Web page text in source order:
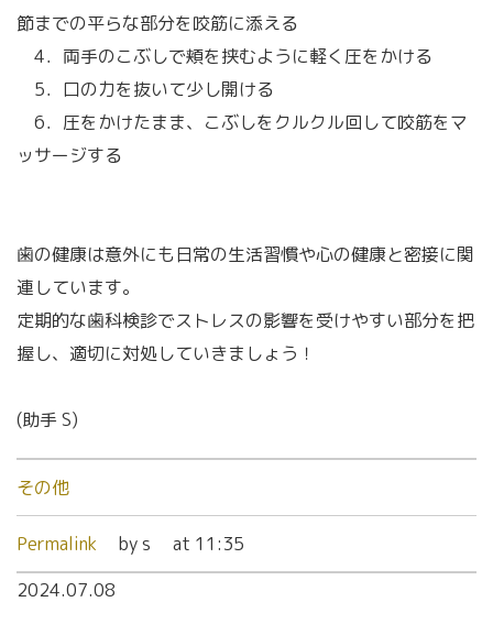
節までの平らな部分を咬筋に添える
4．両手のこぶしで頬を挟むように軽く圧をかける
5．口の力を抜いて少し開ける
6．圧をかけたまま、こぶしをクルクル回して咬筋をマ
ッサージする
歯の健康は意外にも日常の生活習慣や心の健康と密接に関
連しています。
定期的な歯科検診でストレスの影響を受けやすい部分を把
握し、適切に対処していきましょう！
(助手 S)
その他
Permalink by s
at 11:35
2024.07.08